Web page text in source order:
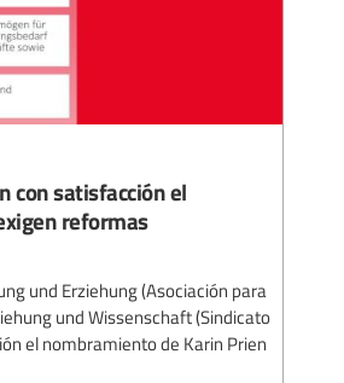
con satisfacción el
reformas
und Erziehung (Asociación para
und Wissenschaft (Sindicato
el nombramiento de Karin Prien